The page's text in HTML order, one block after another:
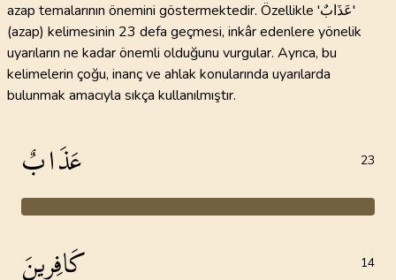
azap temalarının önemini göstermektedir. Özellikle 'عَذَابٌ'
(azap) kelimesinin 23 defa geçmesi, inkâr edenlere yönelik
uyarıların ne kadar önemli olduğunu vurgular. Ayrıca, bu
kelimelerin çoğu, inanç ve ahlak konularında uyarılarda
bulunmak amacıyla sıkça kullanılmıştır.
عَذَابٌ 23
كَافِرِينَ 14